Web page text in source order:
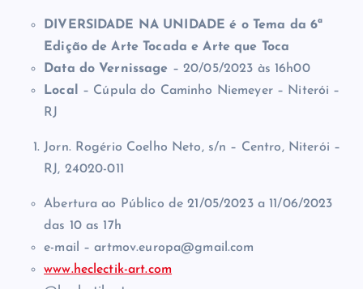
DIVERSIDADE NA UNIDADE é o Tema da 6ª
Edição de Arte Tocada e Arte que Toca
Data do Vernissage – 20/05/2023 às 16h00
Local – Cúpula do Caminho Niemeyer – Niterói –
RJ
Jorn. Rogério Coelho Neto, s/n – Centro, Niterói –
RJ, 24020-011
Abertura ao Público de 21/05/2023 a 11/06/2023
das 10 as 17h
e-mail – artmov.europa@gmail.com
www.heclectik-art.com